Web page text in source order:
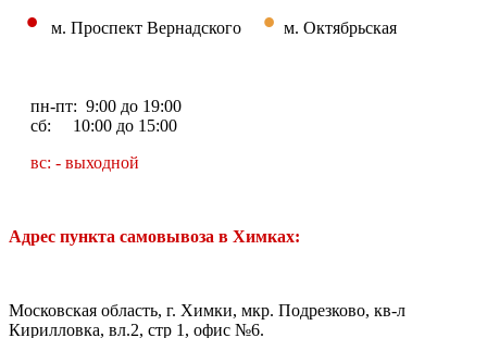
• м. Проспект Вернадского • м. Октябрьская
пн-пт: 9:00 до 19:00
сб: 10:00 до 15:00
вс: - выходной
Адрес пункта самовывоза в Химках:
Московская область, г. Химки, мкр. Подрезково, кв-л
Кирилловка, вл.2, стр 1, офис №6.